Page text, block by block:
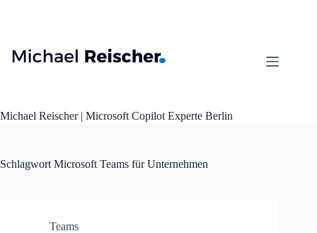
Michael Reischer | Microsoft Copilot Experte Berlin
Schlagwort Microsoft Teams für Unternehmen​​​​​​​​​​​​​​​​
Teams